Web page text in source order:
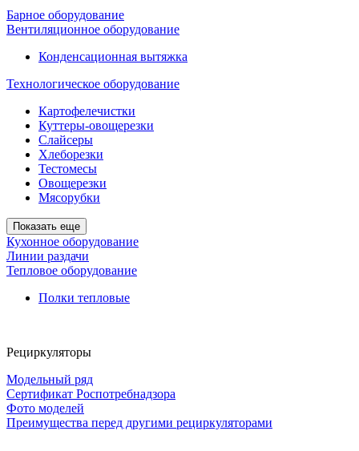
Барное оборудование
Вентиляционное оборудование
Конденсационная вытяжка
Технологическое оборудование
Картофелечистки
Куттеры-овощерезки
Слайсеры
Хлеборезки
Тестомесы
Овощерезки
Мясорубки
Показать еще
Кухонное оборудование
Линии раздачи
Тепловое оборудование
Полки тепловые
Рециркуляторы
Модельный ряд
Сертификат Роспотребнадзора
Фото моделей
Преимущества перед другими рециркуляторами